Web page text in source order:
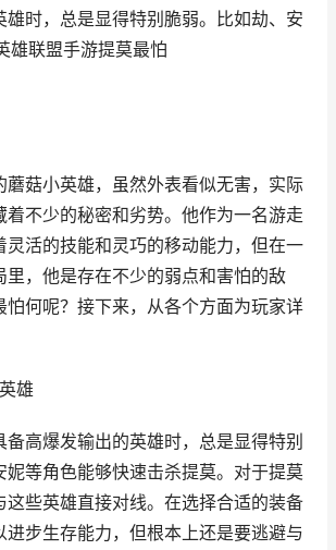
雄时，总是显得特别脆弱。比如劫、安
雄联盟手游提莫最怕
蘑菇小英雄，虽然外表看似无害，实际
着不少的秘密和劣势。他作为一名游走
灵活的技能和灵巧的移动能力，但在一
里，他是存在不少的弱点和害怕的敌
怕何呢？接下来，从各个方面为玩家详
雄
高爆发输出的英雄时，总是显得特别
妮等角色能够快速击杀提莫。对于提莫
这些英雄直接对线。在选择合适的装备
进步生存能力，但根本上还是要逃避与